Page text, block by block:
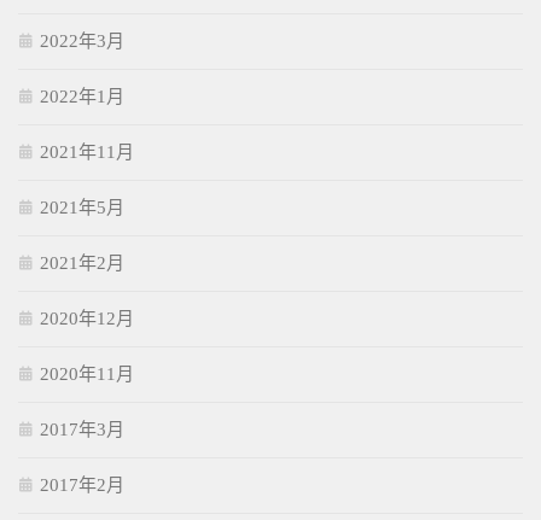
2022年3月
2022年1月
2021年11月
2021年5月
2021年2月
2020年12月
2020年11月
2017年3月
2017年2月